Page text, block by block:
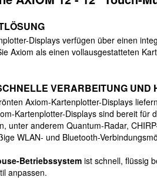
Displays verfügen über einen
Axiom als einen vollausgestatteten
VERARBEITUNG UND
Axiom-Kartenplotter-Displays
Kartenplotter-Displays sind bereit
unter anderem Quantum-Radar,
WLAN- und Bluetooth-
Betriebssystem ist schnell, flüssig
anpassen.